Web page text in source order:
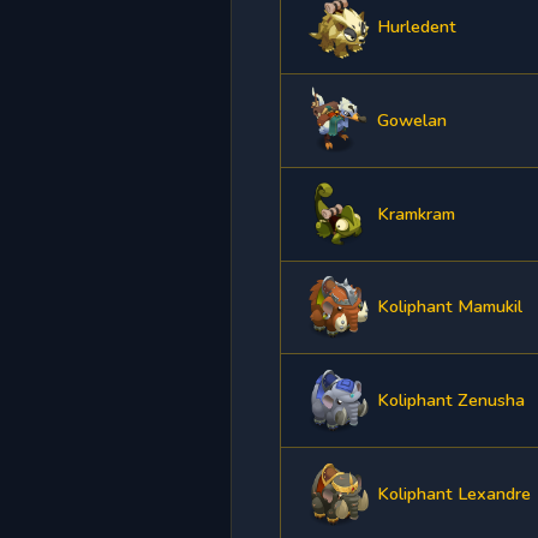
Hurledent
Gowelan
Kramkram
Koliphant Mamukil
Koliphant Zenusha
Koliphant Lexandre